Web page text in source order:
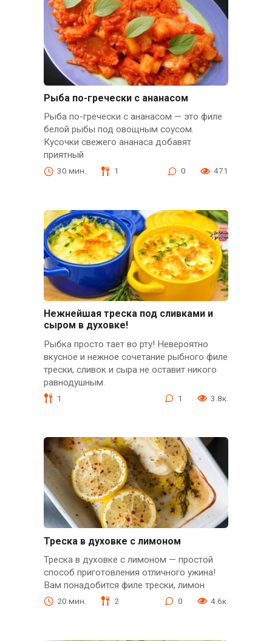
Рыба по-гречески с ананасом
Рыба по-гречески с ананасом — это филе
белой рыбы под овощным соусом.
Кусочки свежего ананаса добавят
приятный
30 мин. 1 0 471
Нежнейшая треска под сливками и
сыром в духовке!
Рыбка просто тает во рту! Невероятно
вкусное и нежное сочетание рыбного филе
трески, сливок и сыра не оставит никого
равнодушным.
1 1 3.8к.
Треска в духовке с лимоном
Треска в духовке с лимоном — простой
способ приготовления отличного ужина!
Вам понадобится филе трески, лимон
20 мин. 2 0 4.6к.